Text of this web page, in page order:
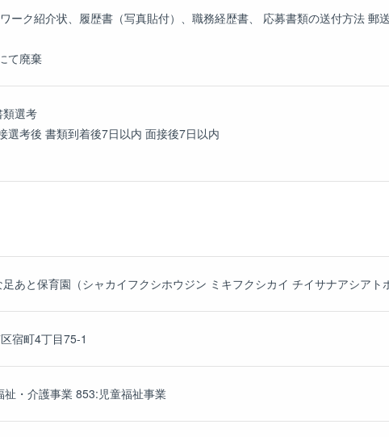
ーク紹介状、履歴書（写真貼付）、職務経歴書、 応募書類の送付方法 郵
て廃棄
選考
選考後 書類到着後7日以内 面接後7日以内
あと保育園（シャカイフクシホウジン ミキフクシカイ チイサナアシアト
宿町4丁目75-1
・介護事業 853:児童福祉事業